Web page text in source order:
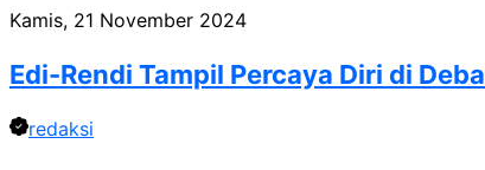
Kamis, 21 November 2024
Edi-Rendi Tampil Percaya Diri di
redaksi